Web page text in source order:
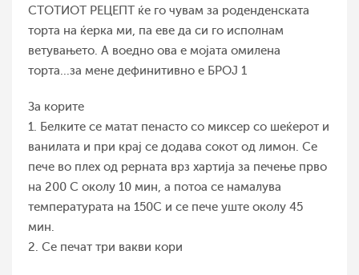
СТОТИОТ РЕЦЕПТ ќе го чувам за роденденската
торта на ќерка ми, па еве да си го исполнам
ветувањето. А воедно ова е мојата омилена
торта...за мене дефинитивно е БРОЈ 1
За корите
1. Белките се матат пенасто со миксер со шеќерот и
ванилата и при крај се додава сокот од лимон. Се
пече во плех од рерната врз хартија за печење прво
на 200 С околу 10 мин, а потоа се намалува
температурата на 150С и се пече уште околу 45
мин.
2. Се печат три вакви кори